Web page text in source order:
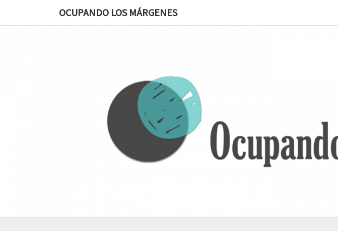
OCUPANDO LOS MÁRGENES